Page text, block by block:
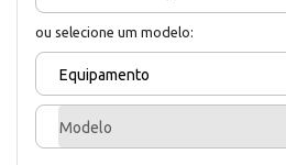
ou selecione um modelo:
Equipamento
Modelo